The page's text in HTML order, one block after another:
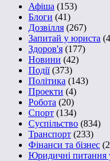
Афіша (153)
Блоги (41)
Дозвілля (267)
Запитай у юриста
Здоров'я (177)
Новини (42)
Події(373)
Політика (143)
Проекти (4)
Робота (20)
Спорт (134)
Суспільство (834)
Транспорт (233)
Фінанси та бізнес
Юридичні питання